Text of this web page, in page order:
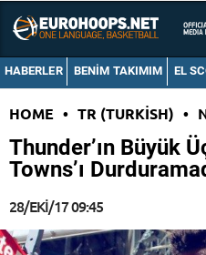
HABERLER BENIM TAKIMIM EL
HOME • TR (TURKISH) •
Thunder’ın Büyük
Towns’ı
28/EKI/17 09:45